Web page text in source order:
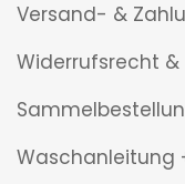
Versand- &
Widerrufsrecht
Waschanleitung